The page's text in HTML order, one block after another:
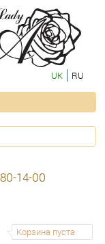
UK RU
14-00
Корзина пуста